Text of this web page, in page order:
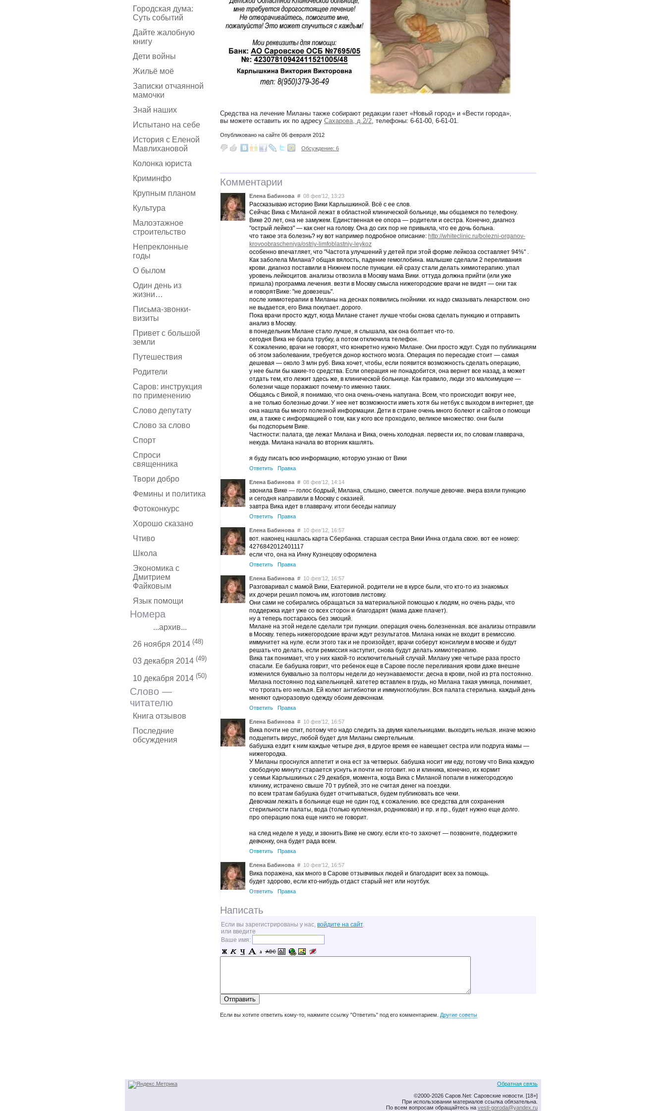
Городская дума:
Суть событий
Дайте жалобную
книгу
Дети войны
Жильё моё
Записки отчаянной
мамочки
Знай наших
Испытано на себе
История с Еленой
Мавлихановой
Колонка юриста
Криминфо
Крупным планом
Культура
Малоэтажное
строительство
Непреклонные
годы
О былом
Один день из
жизни…
Письма-звонки-
визиты
Привет с большой
земли
Путешествия
Родители
Саров: инструкция
по применению
Слово депутату
Слово за слово
Спорт
Спроси
священника
Твори добро
Фемины и политика
Фотоконкурс
Хорошо сказано
Чтиво
Школа
Экономика с
Дмитрием
Файковым
Язык помощи
Номера
...архив...
26 ноября 2014 (48)
03 декабря 2014 (49)
10 декабря 2014 (50)
Слово —
читателю
Книга отзывов
Последние
обсуждения
Средства на лечение Миланы также собирают редакции газет «Новый город» и «Вести города»,
вы можете оставить их по адресу Сахарова, д.2/2, телефоны: 6-61-00, 6-61-01.
Опубликовано на сайте 06 февраля 2012
Обсуждение: 6
Комментарии
Елена Бабинова # 08 фев’12, 13:23
Рассказываю историю Вики Карлышкиной. Всё с ее слов.
Сейчас Вика с Миланой лежат в областной клинической больнице, мы общаемся по телефону.
Вике 20 лет, она не замужем. Единственная ее опора — родители и сестра. Конечно, диагноз
"острый лейкоз" — как снег на голову. Она до сих пор не привыкла, что ее дочь больна.
что такое эта болезнь? ну вот например подробное описание: http://whiteclinic.ru/bolezni-organov-
krovoobrascheniya/ostriy-limfoblastniy-leykoz
особенно впечатляет, что "Частота улучшений у детей при этой форме лейкоза составляет 94%" .
Как заболела Милана? общая вялость, падение гемоглобина. малышке сделали 2 переливания
крови. диагноз поставили в Нижнем после пункции. ей сразу стали делать химиотерапию. упал
уровень лейкоцитов. анализы отвозила в Москву мама Вики. оттуда должна прийти (или уже
пришла) программа лечения. везти в Москву смысла нижегородские врачи не видят — они так
и говорятВике: "не довезешь".
после химиотерапии в Миланы на деснах появились гнойники. их надо смазывать лекарством. оно
не выдается, его Вика покупает. дорого.
Пока врачи просто ждут, когда Милане станет лучше чтобы снова сделать пункцию и отправить
анализ в Москву.
в понедельник Милане стало лучше, я слышала, как она болтает что-то.
сегодня Вика не брала трубку, а потом отключила телефон.
К сожалению, врачи не говорят, что конкретно нужно Милане. Они просто ждут. Судя по публикациям
об этом заболевании, требуется донор костного мозга. Операция по пересадке стоит — самая
дешевая — около 3 млн руб. Вика хочет, чтобы, если появится возможность сделать операцию,
у нее были бы какие-то средства. Если операция не понадобится, она вернет все назад, а может
отдать тем, кто лежит здесь же, в клинической больнице. Как правило, люди это малоимущие —
болезни чаще поражают почему-то именно таких.
Общаясь с Викой, я понимаю, что она очень-очень напугана. Всем, что происходит вокруг нее,
а не только болезнью дочки. У нее нет возможности иметь хотя бы нетбук с выходом в интернет, где
она нашла бы много полезной информации. Дети в стране очень много болеют и сайтов о помощи
им, а также с информацией о том, как у кого все проходило, великое множество. они были
бы подспорьем Вике.
Частности: палата, где лежат Милана и Вика, очень холодная. первести их, по словам главврача,
некуда. Милана начала во вторник кашлять.
я буду писать всю информацию, которую узнаю от Вики
Ответить Правка
Елена Бабинова # 08 фев’12, 14:14
звонила Вике — голос бодрый, Милана, слышно, смеется. получше девочке. вчера взяли пункцию
и сегодня направили в Москву с оказией.
завтра Вика идет в главврачу. итоги беседы напишу
Ответить Правка
Елена Бабинова # 10 фев’12, 16:57
вот. наконец нашлась карта Сбербанка. старшая сестра Вики Инна отдала свою. вот ее номер:
4276842012401117
если что, она на Инну Кузнецову оформлена
Ответить Правка
Елена Бабинова # 10 фев’12, 16:57
Разговаривал с мамой Вики, Екатериной. родители не в курсе были, что кто-то из знакомых
их дочери решил помочь им, изготовив листовку.
Они сами не собирались обращаться за материальной помощью к людям, но очень рады, что
поддержка идет уже со всех сторон и благодарят (мама даже плачет).
ну а теперь постараюсь без эмоций.
Милане на этой неделе сделали три пункции. операция очень болезненная. все анализы отправили
в Москву. теперь нижегородские врачи ждут результатов. Милана никак не входит в ремиссию.
иммунитет на нуле. если этого так и не произойдет, врачи соберут консилиум в москве и будут
решать что делать. если ремиссия наступит, снова будут делать химиотерапию.
Вика так понимает, что у них какой-то исключительный случай. Милану уже четыре раза просто
спасали. Ее бабушка говрит, что ребенок еще в Сарове после переливания крови даже внешне
изменился буквально за полторы недели до неузнаваемости: десна в крови, гной из рта постоянно.
Милана постоянно под капельницей. катетер вставлен в грудь, но Милана такая умница, понимает,
что трогать его нельзя. Ей колют антибиотки и иммуноглобулин. Вся палата стерильна. каждый день
меняют одноразовую одежду обоим девчонкам.
Ответить Правка
Елена Бабинова # 10 фев’12, 16:57
Вика почти не спит, потому что надо следить за двумя капельницами. выходить нельзя. иначе можно
подцепить вирус, любой будет для Миланы смертельным.
бабушка ездит к ним каждые четыре дня, в другое время ее навещает сестра или подруга мамы —
нижегородка.
У Миланы проснулся аппетит и она ест за четверых. бабушка носит им еду, потому что Вика каждую
свободную минуту старается уснуть и почти не готовит. но и клиника, конечно, их кормит
у семьи Карлышкиных с 29 декабря, момента, когда Вика с Миланой попали в нижегородскую
клинику, истрачено свыше 70 т рублей, это не считая денег на поездки.
по всем тратам бабушка будет отчитываться, будем публиковать все чеки.
Девочкам лежать в больнице еще не один год, к сожалению. все средства для сохранения
стерильности палаты, вода (только купленная, родниковая) и пр. и пр., будет нужно еще долго.
про операцию пока еще никто не говорит.
на след неделе я уеду, и звонить Вике не смогу. если кто-то захочет — позвоните, поддержите
девчонку, она будет рада всем.
Ответить Правка
Елена Бабинова # 10 фев’12, 16:57
Вика поражена, как много в Сарове отзывчивых людей и благодарит всех за помощь.
будет здорово, если кто-нибудь отдаст старый нет или ноутбук.
Ответить Правка
Написать
Если вы зарегистрированы у нас, войдите на сайт.
или введите
Ваше имя:
Если вы хотите ответить кому-то, нажмите ссылку "Ответить" под его комментарием. Другие советы
Обратная связь
©2000-2026 Саров.Net: Саровские новости. [18+]
При использовании материалов ссылка обязательна.
По всем вопросам обращайтесь на vesti-goroda@yandex.ru